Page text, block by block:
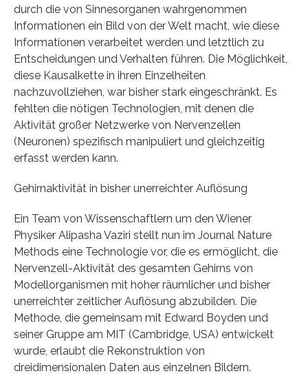
durch die von Sinnesorganen wahrgenommen
Informationen ein Bild von der Welt macht, wie diese
Informationen verarbeitet werden und letztlich zu
Entscheidungen und Verhalten führen. Die Möglichkeit,
diese Kausalkette in ihren Einzelheiten
nachzuvollziehen, war bisher stark eingeschränkt. Es
fehlten die nötigen Technologien, mit denen die
Aktivität großer Netzwerke von Nervenzellen
(Neuronen) spezifisch manipuliert und gleichzeitig
erfasst werden kann.
Gehirnaktivität in bisher unerreichter Auflösung
Ein Team von Wissenschaftlern um den Wiener
Physiker Alipasha Vaziri stellt nun im Journal Nature
Methods eine Technologie vor, die es ermöglicht, die
Nervenzell-Aktivität des gesamten Gehirns von
Modellorganismen mit hoher räumlicher und bisher
unerreichter zeitlicher Auflösung abzubilden. Die
Methode, die gemeinsam mit Edward Boyden und
seiner Gruppe am MIT (Cambridge, USA) entwickelt
wurde, erlaubt die Rekonstruktion von
dreidimensionalen Daten aus einzelnen Bildern.